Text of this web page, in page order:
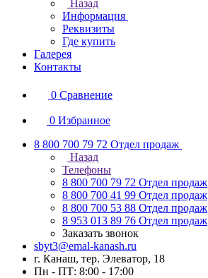
Назад
Информация
Реквизиты
Где купить
Галерея
Контакты
0 Сравнение
0 Избранное
8 800 700 79 72 Отдел продаж
Назад
Телефоны
8 800 700 79 72 Отдел продаж
8 800 700 41 99 Отдел продаж
8 800 700 53 88 Отдел продаж
8 953 013 89 76 Отдел продаж
Заказать звонок
sbyt3@emal-kanash.ru
г. Канаш, тер. Элеватор, 18
Пн - ПТ: 8:00 - 17:00